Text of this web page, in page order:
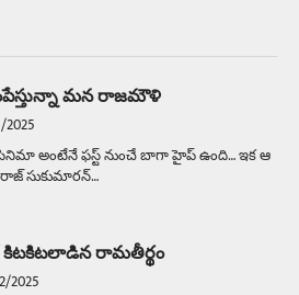
మన రాజమౌళి
2025
అంటేనే ఫస్ట్ నుంచే బాగా హైప్ ఉంది… ఇక ఆ
సుకుమారన్…
కిటకిటలాడిన రామతీర్థం
2025